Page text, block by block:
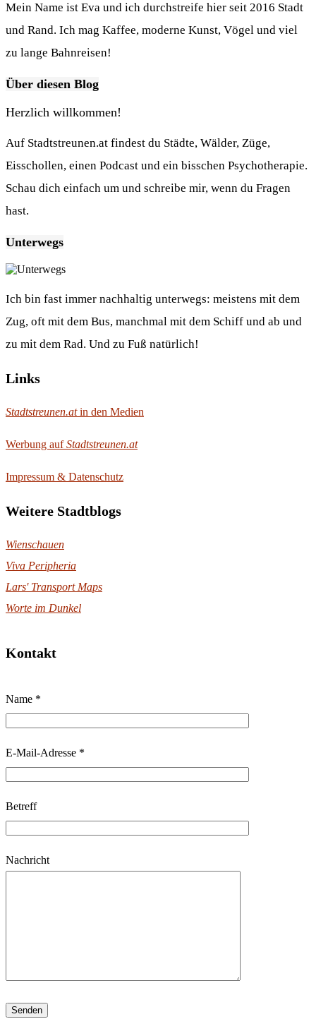
Mein Name ist Eva und ich durchstreife hier seit 2016 Stadt
und Rand. Ich mag Kaffee, moderne Kunst, Vögel und viel
zu lange Bahnreisen!
Über diesen Blog
Herzlich willkommen!
Auf Stadtstreunen.at findest du Städte, Wälder, Züge,
Eisschollen, einen Podcast und ein bisschen Psychotherapie.
Schau dich einfach um und schreibe mir, wenn du Fragen
hast.
Unterwegs
Ich bin fast immer nachhaltig unterwegs: meistens mit dem
Zug, oft mit dem Bus, manchmal mit dem Schiff und ab und
zu mit dem Rad. Und zu Fuß natürlich!
Links
Stadtstreunen.atin den Medien
Werbung aufStadtstreunen.at
Impressum & Datenschutz
Weitere Stadtblogs
Wienschauen
Viva Peripheria
Lars' Transport Maps
Worte im Dunkel
Kontakt
t
t
e
a
s
s
e
s
Name *
E-Mail-Adresse *
Betreff
Nachricht